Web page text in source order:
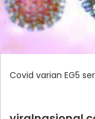
Covid varian EG5